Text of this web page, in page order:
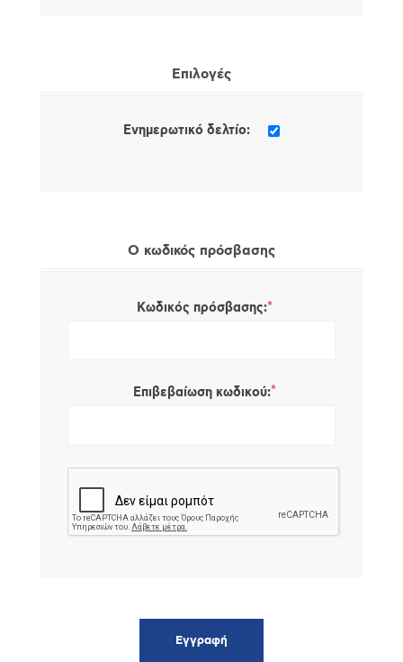
Επιλογές
Ενημερωτικό δελτίο:
Ο κωδικός πρόσβασης
Κωδικός πρόσβασης:*
Επιβεβαίωση κωδικού:*